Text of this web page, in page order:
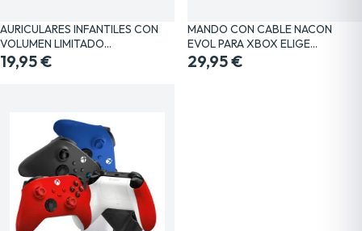
AURICULARES INFANTILES CON
VOLUMEN LIMITADO…
19,95 €
MANDO CON CABLE NACON
EVOL PARA XBOX ELIGE…
29,95 €